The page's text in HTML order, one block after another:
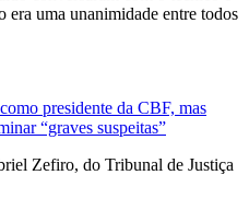
era uma unanimidade entre todos
presidente da CBF, mas
“graves suspeitas”
Zefiro, do Tribunal de Justiça